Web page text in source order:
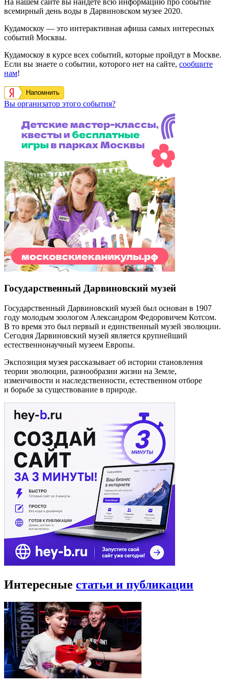
всемирный день воды в Дарвиновском музее 2020.
Кудамоскоу — это интерактивная афиша самых интересных
событий Москвы.
Кудамоскоу в курсе всех событий, которые пройдут в Москве.
Если вы знаете о событии, которого нет на сайте, сообщите
нам!
Напомнить
Вы организатор этого события?
Государственный Дарвиновский музей
Государственный Дарвиновский музей был основан в 1907
году молодым зоологом Александром Федоровичем Котсом.
В то время это был первый и единственный музей эволюции.
Сегодня Дарвиновский музей является крупнейший
естественнонаучный музеем Европы.
Экспозиция музея рассказывает об истории становления
теории эволюции, разнообразии жизни на Земле,
изменчивости и наследственности, естественном отборе
и борьбе за существование в природе.
Интересные статьи и публикации